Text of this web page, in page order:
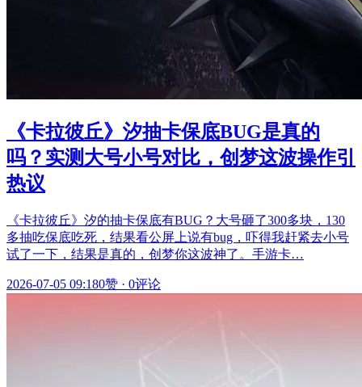
《卡拉彼丘》汐抽卡保底BUG是真的
吗？实测大号小号对比，创梦这波操作引
热议
《卡拉彼丘》汐的抽卡保底有BUG？大号砸了300多块，130
多抽吃保底吃死，结果看公屏上说有bug，吓得我赶紧去小号
试了一下，结果是真的，创梦你这波神了。手游卡…
2026-07-05 09:180赞 · 0评论